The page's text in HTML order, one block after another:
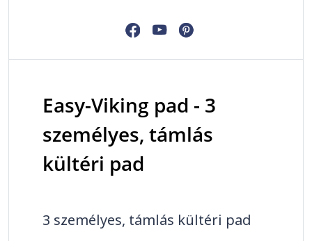
Easy-Viking pad - 3
személyes, támlás
kültéri pad
3 személyes, támlás kültéri pad